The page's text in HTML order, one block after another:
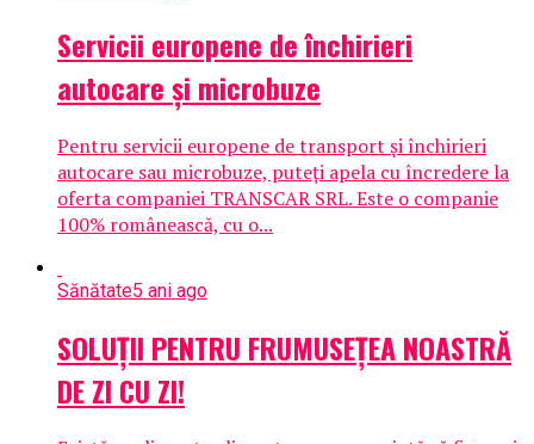
Servicii europene de închirieri
autocare și microbuze
Pentru servicii europene de transport și închirieri
autocare sau microbuze, puteți apela cu încredere la
oferta companiei TRANSCAR SRL. Este o companie
100% românească, cu o...
Sănătate5 ani ago
SOLUȚII PENTRU FRUMUSEȚEA NOASTRĂ
DE ZI CU ZI!